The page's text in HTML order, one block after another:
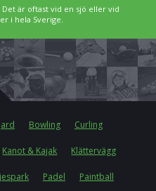
Det är oftast vid en sjö eller vid
i hela Sverige.
Bowling Curling
Kanot & Kajak Klättervägg
Padel Paintball